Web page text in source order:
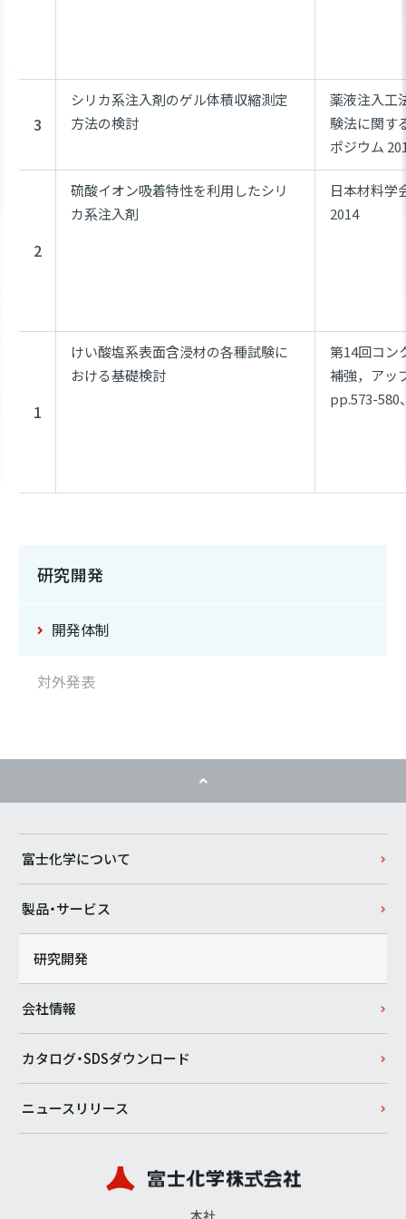
3
シリカ系注入剤のゲル体積収縮測定
方法の検討
薬液注入工
験法に関す
ポジウム
2
硫酸イオン吸着特性を利用したシリ
カ系注入剤
日本材料学
2014
1
けい酸塩系表面含浸材の各種試験に
おける基礎検討
第14回コン
補強，アッ
pp.573-580
研究開発
開発体制
対外発表
富士化学について
製品・サービス
研究開発
会社情報
カタログ・SDSダウンロード
ニュースリリース
本社